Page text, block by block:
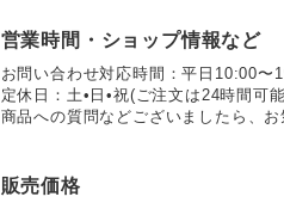
営業時間・ショップ情報など
お問い合わせ対応時間：平日10:00〜
定休日：土•日•祝(ご注文は24時間可
商品への質問などございましたら、
販売価格